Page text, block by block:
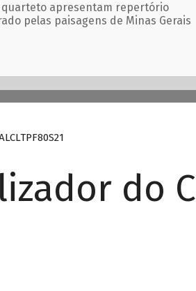
quarteto apresentam repertório
pelas paisagens de Minas Gerais
do